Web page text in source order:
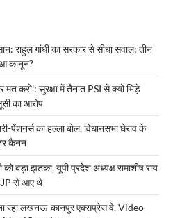
राहुल गांधी का सरकार से सीधा सवाल; तीन
कानून?
मत करो’: सुरक्षा में तैनात PSI से क्यों भिड़े
का आरोप
पेंशनर्स का हल्ला बोल, विधानसभा घेराव के
कैनन
बड़ा झटका, यूपी प्रदेश अध्यक्ष रामाशीष राय
से आए थे
रहा लखनऊ-कानपुर एक्सप्रेस वे, Video